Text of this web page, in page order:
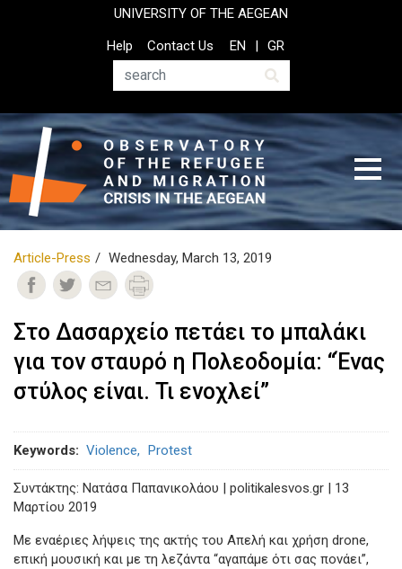
UNIVERSITY OF THE AEGEAN
Top
Header
Help
Contact Us
Search
EN GR
Article-Press Wednesday, March 13, 2019
Στο Δασαρχείο πετάει το μπαλάκι
για τον σταυρό η Πολεοδομία: “Ένας
στύλος είναι. Τι ενοχλεί”
Keywords Violence Protest
Συντάκτης: Νατάσα Παπανικολάου | politikalesvos.gr | 13
Μαρτίου 2019
Με εναέριες λήψεις της ακτής του Απελή και χρήση drone,
επική μουσική και με τη λεζάντα “αγαπάμε ότι σας πονάει”,